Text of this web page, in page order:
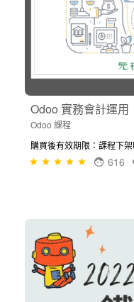
Odoo 實務會計運用
Odoo 課程
購買後有效期限：課程下
616